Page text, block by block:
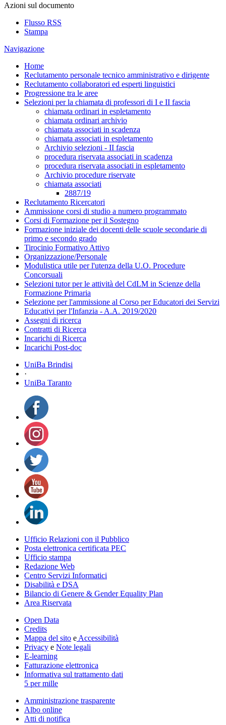
Azioni sul documento
Flusso RSS
Stampa
Navigazione
Home
Reclutamento personale tecnico amministrativo e dirigente
Reclutamento collaboratori ed esperti linguistici
Progressione tra le aree
Selezioni per la chiamata di professori di I e II fascia
chiamata ordinari in espletamento
chiamata ordinari archivio
chiamata associati in scadenza
chiamata associati in espletamento
Archivio selezioni - II fascia
procedura riservata associati in scadenza
procedura riservata associati in espletamento
Archivio procedure riservate
chiamata associati
2887/19
Reclutamento Ricercatori
Ammissione corsi di studio a numero programmato
Corsi di Formazione per il Sostegno
Formazione iniziale dei docenti delle scuole secondarie di
primo e secondo grado
Tirocinio Formativo Attivo
Organizzazione/Personale
Modulistica utile per l'utenza della U.O. Procedure
Concorsuali
Selezioni tutor per le attività del CdLM in Scienze della
Formazione Primaria
Selezione per l'ammissione al Corso per Educatori dei Servizi
Educativi per l'Infanzia - A.A. 2019/2020
Assegni di ricerca
Contratti di Ricerca
Incarichi di Ricerca
Incarichi Post-doc
UniBa Brindisi
·
UniBa Taranto
Ufficio Relazioni con il Pubblico
Posta elettronica certificata PEC
Ufficio stampa
Redazione Web
Centro Servizi Informatici
Disabilità e DSA
Bilancio di Genere & Gender Equality Plan
Area Riservata
Open Data
Credits
Mappa del sito e Accessibilità
Privacy e Note legali
E-learning
Fatturazione elettronica
Informativa sul trattamento dati
5 per mille
Amministrazione trasparente
Albo online
Atti di notifica